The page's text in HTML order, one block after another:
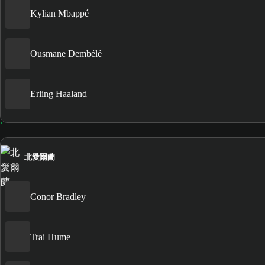
Kylian Mbappé
Ousmane Dembélé
Erling Haaland
北愛爾蘭
Conor Bradley
Trai Hume